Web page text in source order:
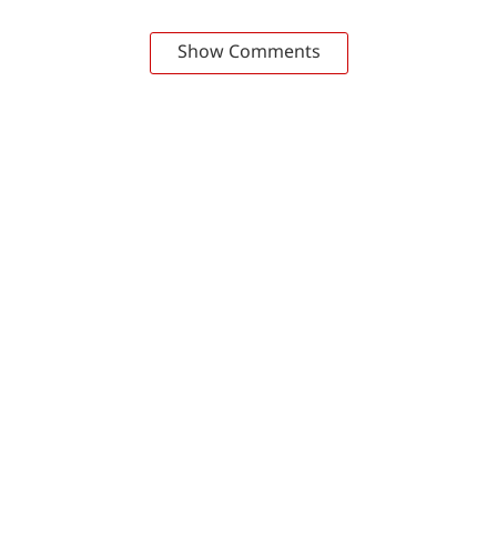
Show Comments